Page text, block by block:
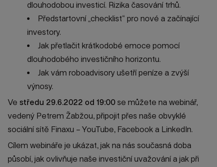
dlouhodobou investicí. Rizika časování trhů.
Předstartovní „checklist“ pro nové a začínající
investory.
Jak přetlačit krátkodobé emoce pomocí
dlouhodobého investičního horizontu.
Jak vám roboadvisory ušetří peníze a zvýší
výnosy.
Ve středu 29.6.2022 od 19:00 se můžete na webinář,
vedený Petrem Žabžou, připojit přes naše obvyklé
sociální sítě Finaxu – YouTube, Facebook a LinkedIn.
Cílem webináře je ukázat, jak na nás současná doba
působí, jak ovlivňuje naše investiční uvažování a jak při